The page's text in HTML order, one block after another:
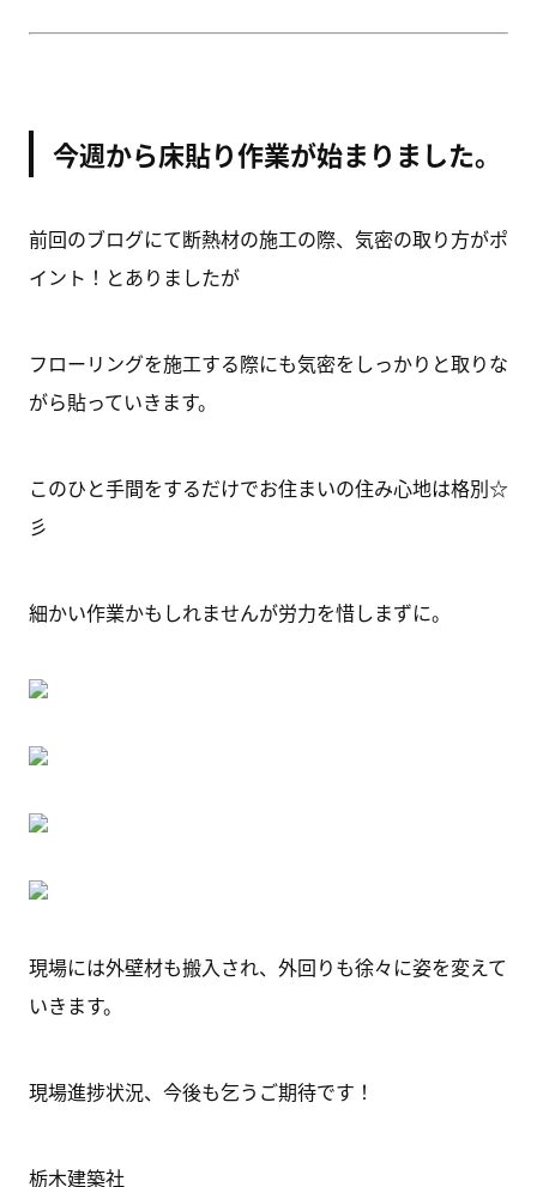
今週から床貼り作業が始まりました。
前回のブログにて断熱材の施工の際、気密の取り方がポ
イント！とありましたが
フローリングを施工する際にも気密をしっかりと取りな
がら貼っていきます。
このひと手間をするだけでお住まいの住み心地は格別☆
彡
細かい作業かもしれませんが労力を惜しまずに。
現場には外壁材も搬入され、外回りも徐々に姿を変えて
いきます。
現場進捗状況、今後も乞うご期待です！
栃木建築社